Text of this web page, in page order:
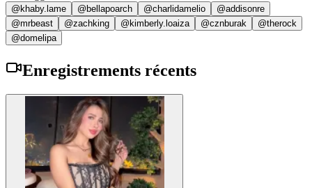
@khaby.lame @bellapoarch @charlidamelio
@addisonre
@mrbeast
@zachking @kimberly.loaiza @cznburak
@therock
@domelipa
Enregistrements récents